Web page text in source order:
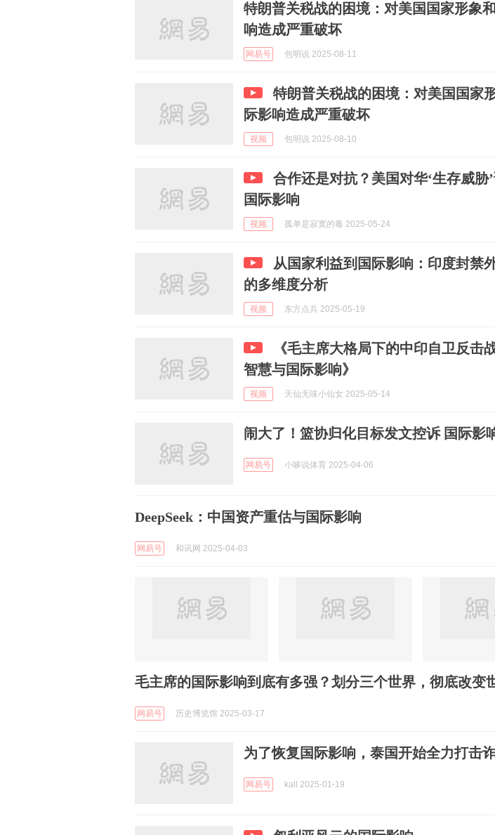
特朗普关税战的困境：对美国国家形象
响造成严重破坏
网易号 包明说 2025-08-11
特朗普关税战的困境：对美国国家
际影响造成严重破坏
视频 包明说 2025-08-10
合作还是对抗？美国对华‘生存威胁
国际影响
视频 孤单是寂寞的毒 2025-05-24
从国家利益到国际影响：印度封禁
的多维度分析
视频 东方点兵 2025-05-19
《毛主席大格局下的中印自卫反击
智慧与国际影响》
视频 天仙无味小仙女 2025-05-14
闹大了！篮协归化目标发文控诉 国际影
网易号 小哆说体育 2025-04-06
DeepSeek：中国资产重估与国际影响
网易号 和讯网 2025-04-03
毛主席的国际影响到底有多强？划分三个世界，彻底改变
网易号 历史博览馆 2025-03-17
为了恢复国际影响，泰国开始全力打击
网易号 kall 2025-01-19